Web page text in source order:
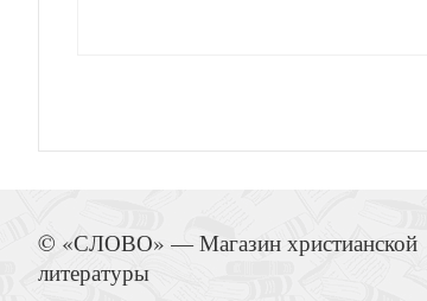
© «СЛОВО» — Магазин христианской
литературы